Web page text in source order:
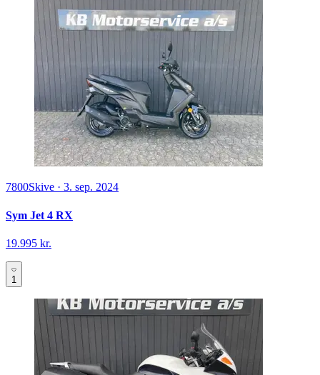
7800Skive · 3. sep. 2024
Sym Jet 4 RX
19.995 kr.
1